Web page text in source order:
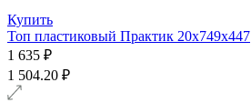
Купить
Топ пластиковый Практик 20x749x447
1 635 ₽
1 504.20 ₽